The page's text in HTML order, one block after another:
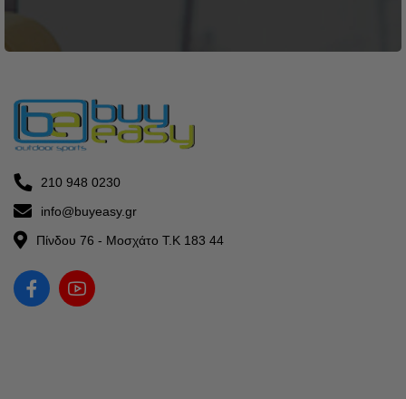
210 948 0230
info@buyeasy.gr
Πίνδου 76 - Μοσχάτο Τ.Κ 183 44